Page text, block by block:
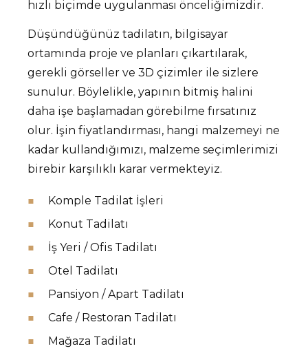
hızlı biçimde uygulanması önceliğimizdir.
Düşündüğünüz tadilatın, bilgisayar
ortamında proje ve planları çıkartılarak,
gerekli görseller ve 3D çizimler ile sizlere
sunulur. Böylelikle, yapının bitmiş halini
daha işe başlamadan görebilme fırsatınız
olur. İşin fiyatlandırması, hangi malzemeyi ne
kadar kullandığımızı, malzeme seçimlerimizi
birebir karşılıklı karar vermekteyiz.
Komple Tadilat İşleri
Konut Tadilatı
İş Yeri / Ofis Tadilatı
Otel Tadilatı
Pansiyon / Apart Tadilatı
Cafe / Restoran Tadilatı
Mağaza Tadilatı